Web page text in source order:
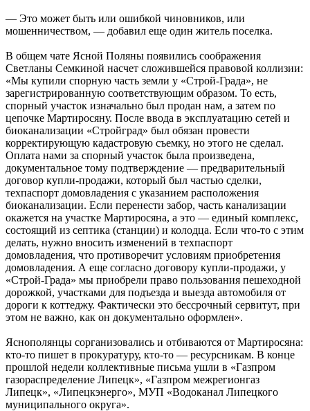
— Это может быть или ошибкой чиновников, или
мошенничеством, — добавил еще один житель поселка.
В общем чате Ясной Поляны появились соображения
Светланы Семкиной насчет сложившейся правовой коллизии:
«Мы купили спорную часть земли у «Строй-Града», не
зарегистрированную соответствующим образом. То есть,
спорный участок изначально был продан нам, а затем по
цепочке Мартиросяну. После ввода в эксплуатацию сетей и
биоканализации «Стройград» был обязан провести
корректирующую кадастровую съемку, но этого не сделал.
Оплата нами за спорный участок была произведена,
документальное тому подтверждение — предварительный
договор купли-продажи, который был частью сделки,
техпаспорт домовладения с указанием расположения
биоканализации. Если перенести забор, часть канализации
окажется на участке Мартиросяна, а это — единый комплекс,
состоящий из септика (станции) и колодца. Если что-то с этим
делать, нужно вносить изменений в техпаспорт
домовладения, что противоречит условиям приобретения
домовладения. А еще согласно договору купли-продажи, у
«Строй-Града» мы приобрели право пользования пешеходной
дорожкой, участками для подъезда и выезда автомобиля от
дороги к коттеджу. Фактически это бессрочный сервитут, при
этом не важно, как он документально оформлен».
Яснополянцы сорганизовались и отбиваются от Мартиросяна:
кто-то пишет в прокуратуру, кто-то — ресурсникам. В конце
прошлой недели коллективные письма ушли в «Газпром
газораспределение Липецк», «Газпром межрегионгаз
Липецк», «Липецкэнерго», МУП «Водоканал Липецкого
муниципального округа».